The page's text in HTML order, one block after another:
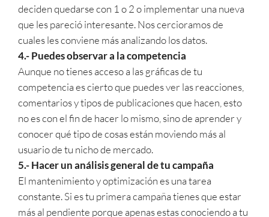
deciden quedarse con 1 o 2 o implementar una nueva
que les pareció interesante. Nos cercioramos de
cuales les conviene más analizando los datos.
4.- Puedes observar a la competencia
Aunque no tienes acceso a las gráficas de tu
competencia es cierto que puedes ver las reacciones,
comentarios y tipos de publicaciones que hacen, esto
no es con el fin de hacer lo mismo, sino de aprender y
conocer qué tipo de cosas están moviendo más al
usuario de tu nicho de mercado.
5.- Hacer un análisis general de tu campaña
El mantenimiento y optimización es una tarea
constante. Si es tu primera campaña tienes que estar
más al pendiente porque apenas estas conociendo a tu